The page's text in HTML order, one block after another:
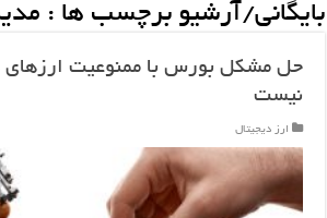
بایگانی/آرشیو برچسب ها :
حل مشکل بورس با ممنوعیت ارزهای
نیست
ارز دیجیتال